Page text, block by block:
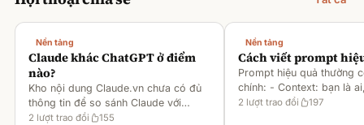
Nền tảng
Claude khác ChatGPT ở điểm
nào?
Kho nội dung Claude.vn chưa có đủ
thông tin để so sánh Claude với
ChatGPT. Hiện chỉ có tài liệu về
2 lượt trao đổi 155
Nền tảng
Cách viết prompt
Prompt hiệu quả thường
chính: - Context: bạn là
gì [1][2][6] - Task: muốn
2 lượt trao đổi 197